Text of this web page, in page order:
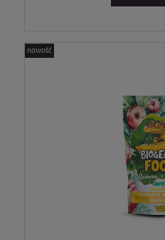
nowość